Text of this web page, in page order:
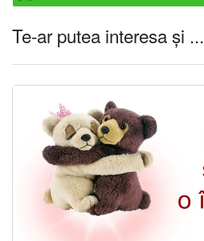
Te-ar putea interesa și ...